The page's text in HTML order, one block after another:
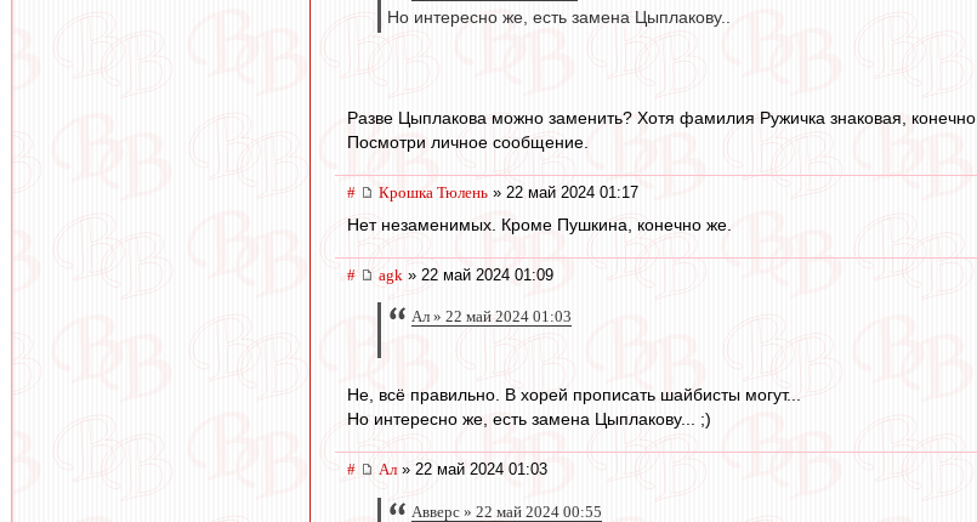
Но интересно же, есть замена Цыплакову..
Разве Цыплакова можно заменить? Хотя фамилия Ружичка знаковая, конечно.
Посмотри личное сообщение.
# Крошка Тюлень » 22 май 2024 01:17
Нет незаменимых. Кроме Пушкина, конечно же.
# agk » 22 май 2024 01:09
Ал » 22 май 2024 01:03
Не, всё правильно. В хорей прописать шайбисты могут...
Но интересно же, есть замена Цыплакову... ;)
# Ал » 22 май 2024 01:03
Авверс » 22 май 2024 00:55